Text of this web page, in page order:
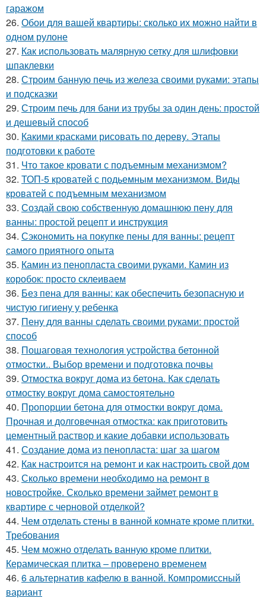
гаражом
26. Обои для вашей квартиры: сколько их можно найти в
одном рулоне
27. Как использовать малярную сетку для шлифовки
шпаклевки
28. Строим банную печь из железа своими руками: этапы
и подсказки
29. Строим печь для бани из трубы за один день: простой
и дешевый способ
30. Какими красками рисовать по дереву. Этапы
подготовки к работе
31. Что такое кровати с подъемным механизмом?
32. ТОП-5 кроватей с подьемным механизмом. Виды
кроватей с подъемным механизмом
33. Создай свою собственную домашнюю пену для
ванны: простой рецепт и инструкция
34. Сэкономить на покупке пены для ванны: рецепт
самого приятного опыта
35. Камин из пенопласта своими руками. Камин из
коробок: просто склеиваем
36. Без пена для ванны: как обеспечить безопасную и
чистую гигиену у ребенка
37. Пену для ванны сделать своими руками: простой
способ
38. Пошаговая технология устройства бетонной
отмостки.. Выбор времени и подготовка почвы
39. Отмостка вокруг дома из бетона. Как сделать
отмостку вокруг дома самостоятельно
40. Пропорции бетона для отмостки вокруг дома.
Прочная и долговечная отмостка: как приготовить
цементный раствор и какие добавки использовать
41. Создание дома из пенопласта: шаг за шагом
42. Как настроится на ремонт и как настроить свой дом
43. Сколько времени необходимо на ремонт в
новостройке. Сколько времени займет ремонт в
квартире с черновой отделкой?
44. Чем отделать стены в ванной комнате кроме плитки.
Требования
45. Чем можно отделать ванную кроме плитки.
Керамическая плитка – проверено временем
46. 6 альтернатив кафелю в ванной. Компромиссный
вариант